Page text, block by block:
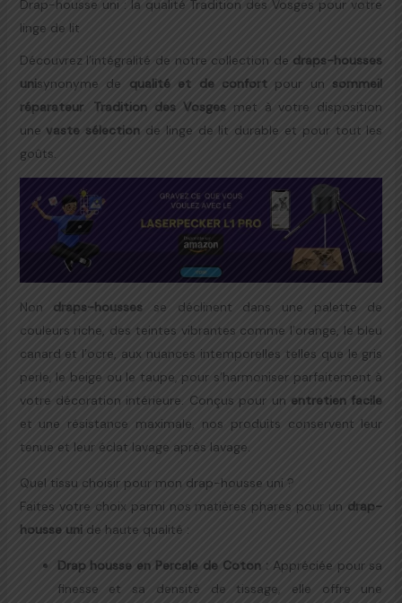
Drap-housse uni : la qualité Tradition des Vosges pour votre
linge de lit
Découvrez l’intégralité de notre collection de draps-housses
unisynonyme de qualité et de confort pour un sommeil
réparateur. Tradition des Vosges met à votre disposition
une vaste sélection de linge de lit durable et pour tout les
goûts.
Non draps-housses se déclinent dans une palette de
couleurs riche, des teintes vibrantes comme l’orange, le bleu
canard et l’ocre, aux nuances intemporelles telles que le gris
perle, le beige ou le taupe, pour s’harmoniser parfaitement à
votre décoration intérieure. Conçus pour un entretien facile
et une résistance maximale, nos produits conservent leur
tenue et leur éclat lavage après lavage.
Quel tissu choisir pour mon drap-housse uni ?
Faites votre choix parmi nos matières phares pour un drap-
housse uni de haute qualité :
Drap housse en Percale de Coton :Appréciée pour sa
finesse et sa densité de tissage, elle offre une